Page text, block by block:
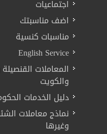
اجتماعيات
اضف مناسبتك
مناسبات كنسية
English Service
المعاملات
والكويت
دليل الخدمات الحكومية
نماذج معاملات
وغيرها